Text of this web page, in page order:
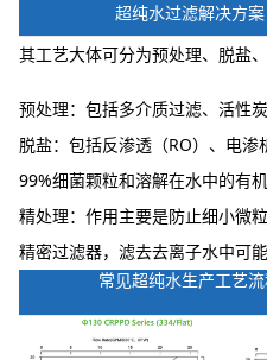
超纯水过滤解决方案
其工艺大体可分为预处理、脱盐
预处理：包括多介质过滤、活性
脱盐：包括反渗透（RO）、电
99%细菌颗粒和溶解在水中的有机
精处理：作用主要是防止细小微
精密过滤器，滤去去离子水中可
常见超纯水生产工艺